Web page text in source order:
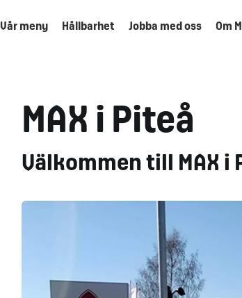
Vår meny Hållbarhet Jobba med oss Om
MAX i Piteå
Välkommen till MAX i